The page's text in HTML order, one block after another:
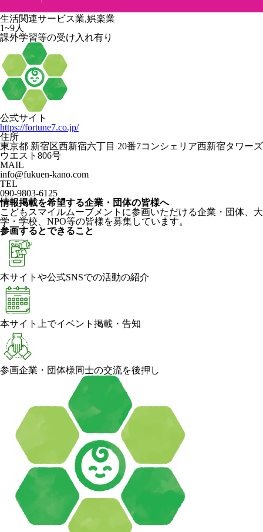
生活関連サービス業,娯楽業
1~9人
課外学習等の受け入れ有り
公式サイト
https://fortune7.co.jp/
住所
東京都 新宿区西新宿六丁目 20番7コンシェリア西新宿タワーズ
ウエスト806号
MAIL
info@fukuen-kano.com
TEL
090-9803-6125
情報掲載を希望する企業・団体の皆様へ
こどもスマイルムーブメントに参画いただける企業・団体、大
学・学校、NPO等の皆様を募集しています。
参画するとできること
本サイトや公式SNSでの活動の紹介
本サイト上でイベント掲載・告知
参画企業・団体様同士の交流を後押し